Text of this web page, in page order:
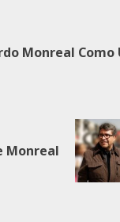
Monreal
Monreal